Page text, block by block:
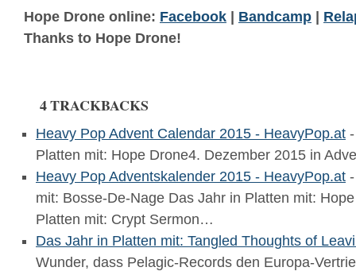
Hope Drone online: Facebook Bandcamp
Thanks to Hope Drone!
4 TRACKBACKS
Heavy Pop Advent Calendar 2015 - HeavyPop.at
Platten mit: Hope Drone4. Dezember 2015 in
Heavy Pop Adventskalender 2015 - HeavyPop.at
mit: Bosse-De-Nage Das Jahr in Platten mit:
Platten mit: Crypt Sermon…
Das Jahr in Platten mit: Tangled Thoughts of
Wunder, dass Pelagic-Records den Europa-